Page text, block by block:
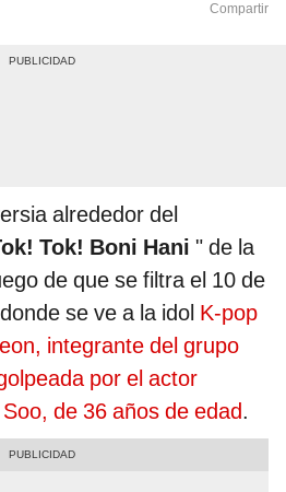
Compartir
alrededor del
Tok! Boni Hani " de la
de que se filtra el 10 de
se ve a la idol K-pop
integrante del grupo
por el actor
de 36 años de edad.